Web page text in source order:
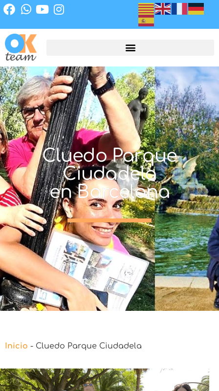
Cluedo Parque
Ciudadela
en Barcelona
Inicio - Cluedo Parque Ciudadela